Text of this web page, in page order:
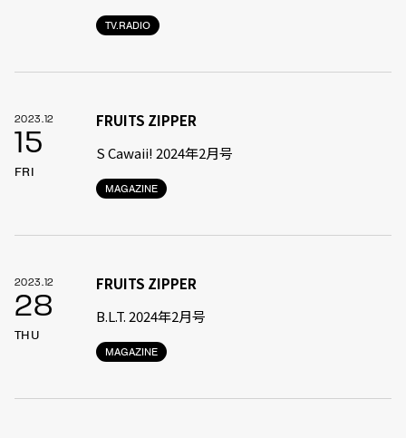
TV.RADIO
2023.12
15
FRI
MAGAZINE
FRUITS ZIPPER
S Cawaii! 2024年2月号
2023.12
28
THU
MAGAZINE
FRUITS ZIPPER
B.L.T. 2024年2月号